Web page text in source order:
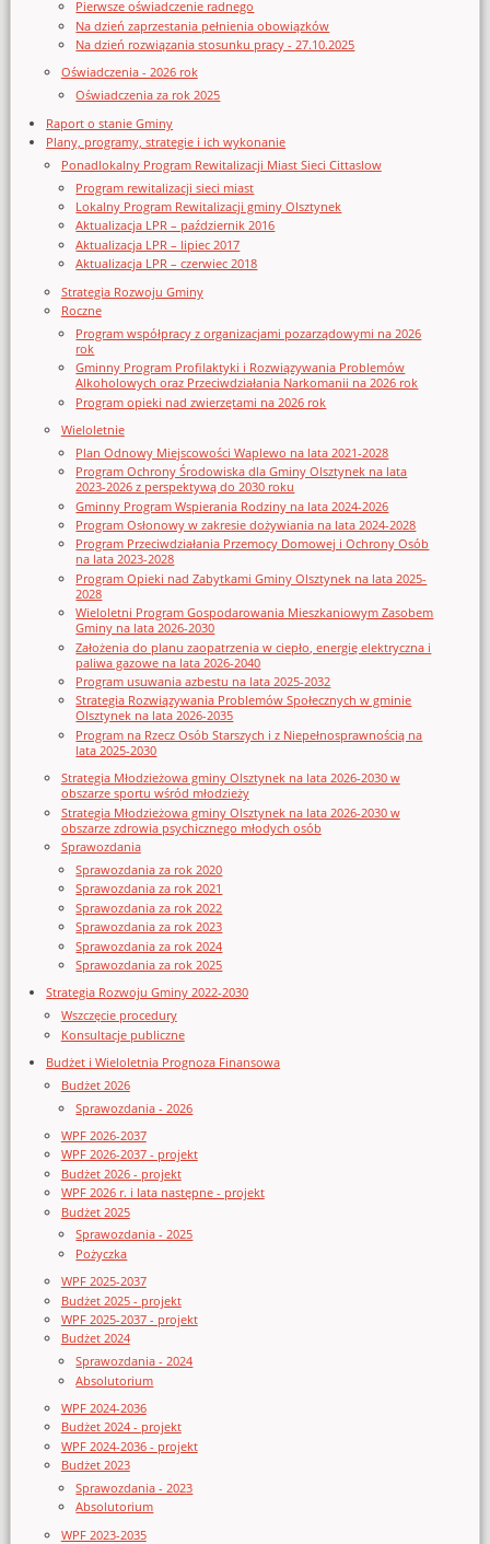
Pierwsze oświadczenie radnego
Na dzień zaprzestania pełnienia obowiązków
Na dzień rozwiązania stosunku pracy - 27.10.2025
Oświadczenia - 2026 rok
Oświadczenia za rok 2025
Raport o stanie Gminy
Plany, programy, strategie i ich wykonanie
Ponadlokalny Program Rewitalizacji Miast Sieci Cittaslow
Program rewitalizacji sieci miast
Lokalny Program Rewitalizacji gminy Olsztynek
Aktualizacja LPR – październik 2016
Aktualizacja LPR – lipiec 2017
Aktualizacja LPR – czerwiec 2018
Strategia Rozwoju Gminy
Roczne
Program współpracy z organizacjami pozarządowymi na 2026
rok
Gminny Program Profilaktyki i Rozwiązywania Problemów
Alkoholowych oraz Przeciwdziałania Narkomanii na 2026 rok
Program opieki nad zwierzętami na 2026 rok
Wieloletnie
Plan Odnowy Miejscowości Waplewo na lata 2021-2028
Program Ochrony Środowiska dla Gminy Olsztynek na lata
2023-2026 z perspektywą do 2030 roku
Gminny Program Wspierania Rodziny na lata 2024-2026
Program Osłonowy w zakresie dożywiania na lata 2024-2028
Program Przeciwdziałania Przemocy Domowej i Ochrony Osób
na lata 2023-2028
Program Opieki nad Zabytkami Gminy Olsztynek na lata 2025-
2028
Wieloletni Program Gospodarowania Mieszkaniowym Zasobem
Gminy na lata 2026-2030
Założenia do planu zaopatrzenia w ciepło, energię elektryczna i
paliwa gazowe na lata 2026-2040
Program usuwania azbestu na lata 2025-2032
Strategia Rozwiązywania Problemów Społecznych w gminie
Olsztynek na lata 2026-2035
Program na Rzecz Osób Starszych i z Niepełnosprawnością na
lata 2025-2030
Strategia Młodzieżowa gminy Olsztynek na lata 2026-2030 w
obszarze sportu wśród młodzieży
Strategia Młodzieżowa gminy Olsztynek na lata 2026-2030 w
obszarze zdrowia psychicznego młodych osób
Sprawozdania
Sprawozdania za rok 2020
Sprawozdania za rok 2021
Sprawozdania za rok 2022
Sprawozdania za rok 2023
Sprawozdania za rok 2024
Sprawozdania za rok 2025
Strategia Rozwoju Gminy 2022-2030
Wszczęcie procedury
Konsultacje publiczne
Budżet i Wieloletnia Prognoza Finansowa
Budżet 2026
Sprawozdania - 2026
WPF 2026-2037
WPF 2026-2037 - projekt
Budżet 2026 - projekt
WPF 2026 r. i lata następne - projekt
Budżet 2025
Sprawozdania - 2025
Pożyczka
WPF 2025-2037
Budżet 2025 - projekt
WPF 2025-2037 - projekt
Budżet 2024
Sprawozdania - 2024
Absolutorium
WPF 2024-2036
Budżet 2024 - projekt
WPF 2024-2036 - projekt
Budżet 2023
Sprawozdania - 2023
Absolutorium
WPF 2023-2035